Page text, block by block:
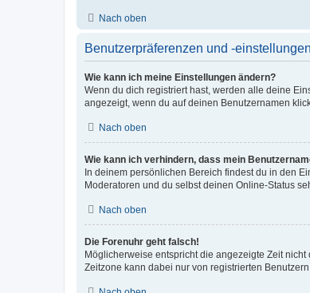
Nach oben
Benutzerpräferenzen und -einstellungen
Wie kann ich meine Einstellungen ändern?
Wenn du dich registriert hast, werden alle deine
angezeigt, wenn du auf deinen Benutzernamen
Nach oben
Wie kann ich verhindern, dass mein
In deinem persönlichen Bereich findest du in den
Moderatoren und du selbst deinen Online-Status
Nach oben
Die Forenuhr geht falsch!
Möglicherweise entspricht die angezeigte Zeit
Zeitzone kann dabei nur von registrierten